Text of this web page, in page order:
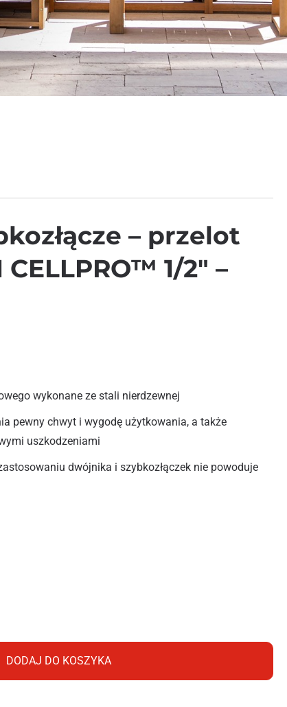
– przelot
CELLPRO™ 1/2″ –
wykonane ze stali nierdzewnej
pewny chwyt i wygodę użytkowania, a także
uszkodzeniami
dwójnika i szybkozłączek nie powoduje
DODAJ DO KOSZYKA